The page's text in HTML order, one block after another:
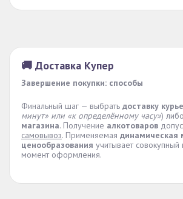
🚚 Доставка Купер
Завершение покупки: способы
Финальный шаг — выбрать доставку
минут» или «к определённому часу») либо
магазина. Получение алкотоваров
самовывоз. Применяемая динамическая
ценообразования учитывает совокупный
момент оформления.